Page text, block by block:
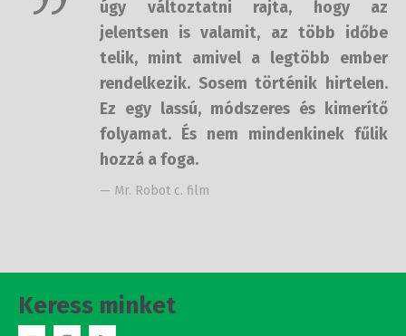
jelentsen is valamit, az több időbe
telik, mint amivel a legtöbb ember
rendelkezik. Sosem történik
hirtelen. Ez egy lassú, módszeres és
kimerítő folyamat. És nem
mindenkinek fűlik hozzá a foga.
— Mr. Robot c. film